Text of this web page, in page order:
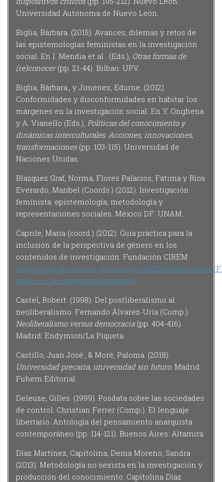
Universidad Autónoma de Nuevo León.
Biglia, Bárbara. (2015). Avances, dilemas y retos de
las epistemologías feministas en la investigación
social. En I. Mendia et al . (Eds.), Otras formas de
(re)conocer(pp. 21-44). Bilbao: UPV.
Biglia, Bárbara., y Jiménez, Edurne. (2012).
Conformidades y disconformidades en habitar los
márgenes en la investigación social. En Y. Onghena
y A. Vianello (Eds.), Políticas del conocimiento y
dinámicas interculturales. Acciones, innovaciones,
transformaciones(pp. 103-115). Universidad de
Naciones Unidas.
Blazquez Graf, Norma; Flores Palacios, Fátima y Ríos
Everardo, Maribel (Coords.) (2012). Investigación
feminista: epistemología, metodología y
representaciones sociales. México DF: UNAM.
Caprile, Maria (coord.) (2012). Guía práctica para la
inclusión de la perspectiva de género en los
contenidos de investigación. Fundación CIREM
http://www.idi.mineco.gob.es/stfls/MICINN/Ministerio/
nero_en_las_investigaciones.pdf
Castel, Robert. (1998). Del postliberalismo al
neoliberalismo. Fernando Álvarez-Uría (Comp.).
Neoliberalismo versus democracia (pp. 404-416).
Madrid: Endymion/La Piqueta.
Castillo, Juan José., & Moré, Paloma. (2018).
Universidad precaria, universidad sin futuro. Madrid:
Fuhem Editorial.
Deleuze, Gilles. (1999). Posdata sobre las sociedades
de control. Christian Ferrer (Comp.). El lenguaje
libertario. Antología del pensamiento anarquista
contemporáneo (pp. 114-121). Buenos Aires: Altamira.
Díaz Martínez, Capitolina; Dema Moreno, Sandra
(2013). Metodología no sexista en la investigación y
producción del conocimiento. Capitolina Díaz